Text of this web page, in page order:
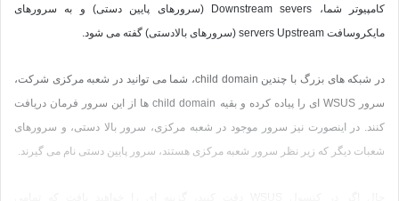
کامپیوتر شما، Downstream severs
(سرورهای پایین دستی) و به سرورهای
مایکروسافت Upstream
در شبکه های بزرگ با چندین child domain، شما می توانید در شعبه مرکزی شرکت،
سرور WSUS ای را پیاده کرده و بقیه child domain ها از این سرور فرمان دریافت
کنند. در اینصورت نیز سرور موجود در شعبه مرکزی، سرور بالا دستی، و سرورهای
شعبات دیگر که زیر نظر سرور شعبه مرکزی هستند، سرور پایین دستی نام می گیرند.